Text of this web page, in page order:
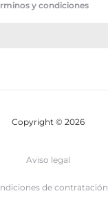
y condiciones
Copyright © 2026
Aviso legal
de contratación